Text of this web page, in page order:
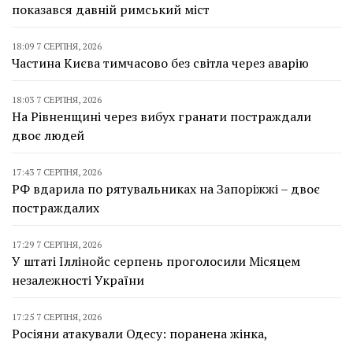
показався давній римський міст
18:09 7 СЕРПНЯ, 2026
Частина Києва тимчасово без світла через аварію
18:03 7 СЕРПНЯ, 2026
На Рівненщині через вибух гранати постраждали
двоє людей
17:43 7 СЕРПНЯ, 2026
РФ вдарила по рятувальниках на Запоріжжі – двоє
постраждалих
17:29 7 СЕРПНЯ, 2026
У штаті Іллінойс серпень проголосили Місяцем
незалежності України
17:25 7 СЕРПНЯ, 2026
Росіяни атакували Одесу: поранена жінка,